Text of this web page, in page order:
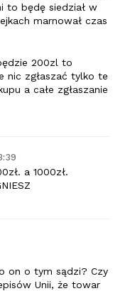
to będę siedział w
marnował czas
200zl to
nic zgłaszać tylko te
a całe zgłaszanie
a 1000zł.
on o tym sądzi? Czy
Unii, że towar